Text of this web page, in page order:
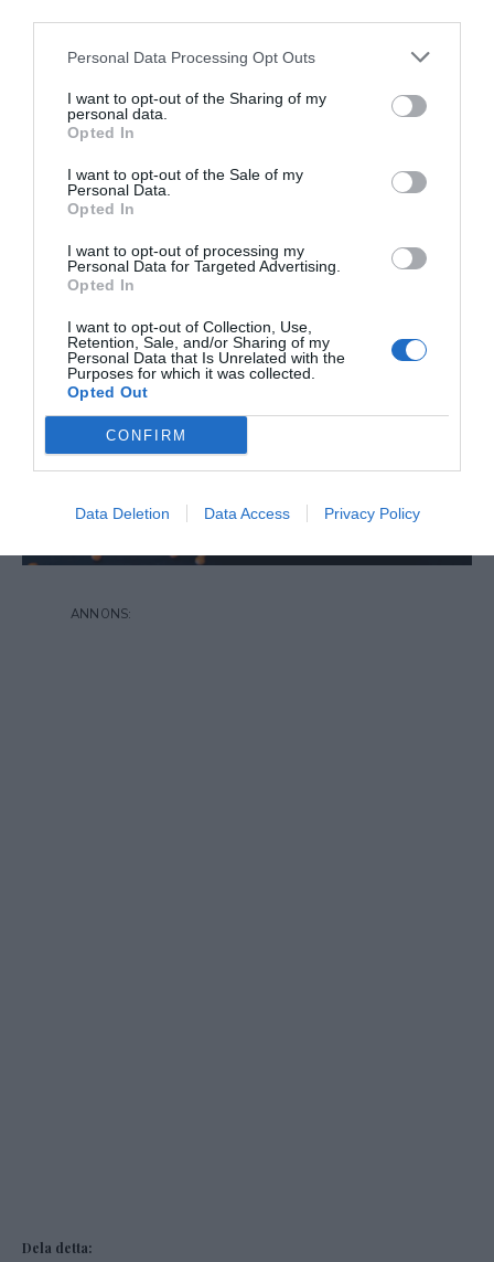
Personal Data Processing Opt Outs
I want to opt-out of the Sharing of my
personal data.
Opted In
I want to opt-out of the Sale of my
Personal Data.
Opted In
I want to opt-out of processing my
Personal Data for Targeted Advertising.
Opted In
I want to opt-out of Collection, Use,
Retention, Sale, and/or Sharing of my
Personal Data that Is Unrelated with the
Purposes for which it was collected.
Opted Out
CONFIRM
Data Deletion Data Access Privacy Policy
Dela detta: